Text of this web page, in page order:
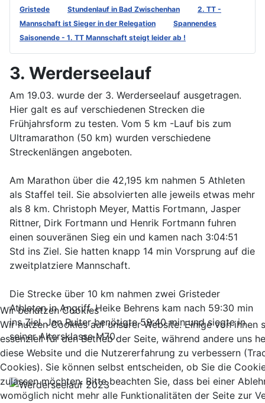
Gristede
Stundenlauf in Bad Zwischenhan
2. TT -
Mannschaft ist Sieger in der Relegation
Spannendes
Saisonende - 1. TT Mannschaft steigt leider ab !
3. Werderseelauf
Am 19.03. wurde der 3. Werderseelauf ausgetragen.
Hier galt es auf verschiedenen Strecken die
Frühjahrsform zu testen. Vom 5 km -Lauf bis zum
Ultramarathon (50 km) wurden verschiedene
Streckenlängen angeboten.
Am Marathon über die 42,195 km nahmen 5 Athleten
als Staffel teil. Sie absolvierten alle jeweils etwas mehr
als 8 km. Christoph Meyer, Mattis Fortmann, Jasper
Rittner, Dirk Fortmann und Henrik Fortmann fuhren
einen souveränen Sieg ein und kamen nach 3:04:51
Std ins Ziel. Sie hatten knapp 14 min Vorsprung auf die
zweitplatziere Mannschaft.
Die Strecke über 10 km nahmen zwei Gristeder
Athleten in Angriff. Heike Behrens kam nach 59:30 min
ins Ziel. Jan Ruiter benötigte 59:40 min und siegte in
seiner Altersklasse M70.
Wir benutzen Cookies
Wir nutzen Cookies auf unserer Website. Einige von ihnen
essenziell für den Betrieb der Seite, während andere uns
diese Website und die Nutzererfahrung zu verbessern
Cookies). Sie können selbst entscheiden, ob Sie die
zulassen möchten. Bitte beachten Sie, dass bei einer
womöglich nicht mehr alle Funktionalitäten der Seite zur